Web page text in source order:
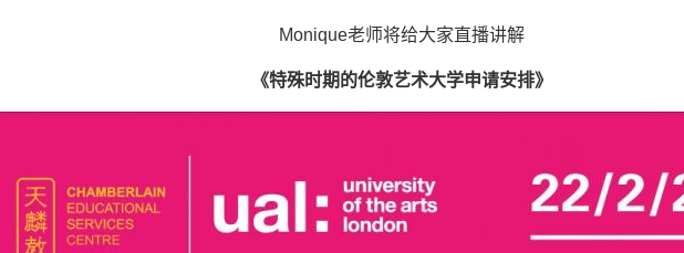
Monique老师将给大家直播讲解
《特殊时期的伦敦艺术大学申请安排》